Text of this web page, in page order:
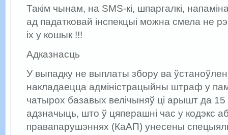
Такім чынам, на SMS-кі, шпаргалкі,
ад падатковай інспекцыі можна смела не
іх у кошык !!!
Адказнасць
У выпадку не выплаты збору ва
накладаецца адміністрацыйны штраф у
чатырох базавых велічыняў ці арышт да 15
адзначыць, што ў цяперашні час у кодэкс
правапарушэннях (КаАП) унесены